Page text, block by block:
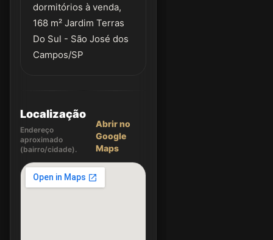
dormitórios à venda,
168 m² Jardim Terras
Do Sul - São José dos
Campos/SP
Localização
Endereço
aproximado
(bairro/cidade).
Abrir no
Google
Maps